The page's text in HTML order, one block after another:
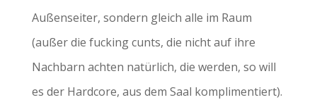
Außenseiter, sondern gleich alle im Raum
(außer die fucking cunts, die nicht auf ihre
Nachbarn achten natürlich, die werden, so will
es der Hardcore, aus dem Saal komplimentiert).